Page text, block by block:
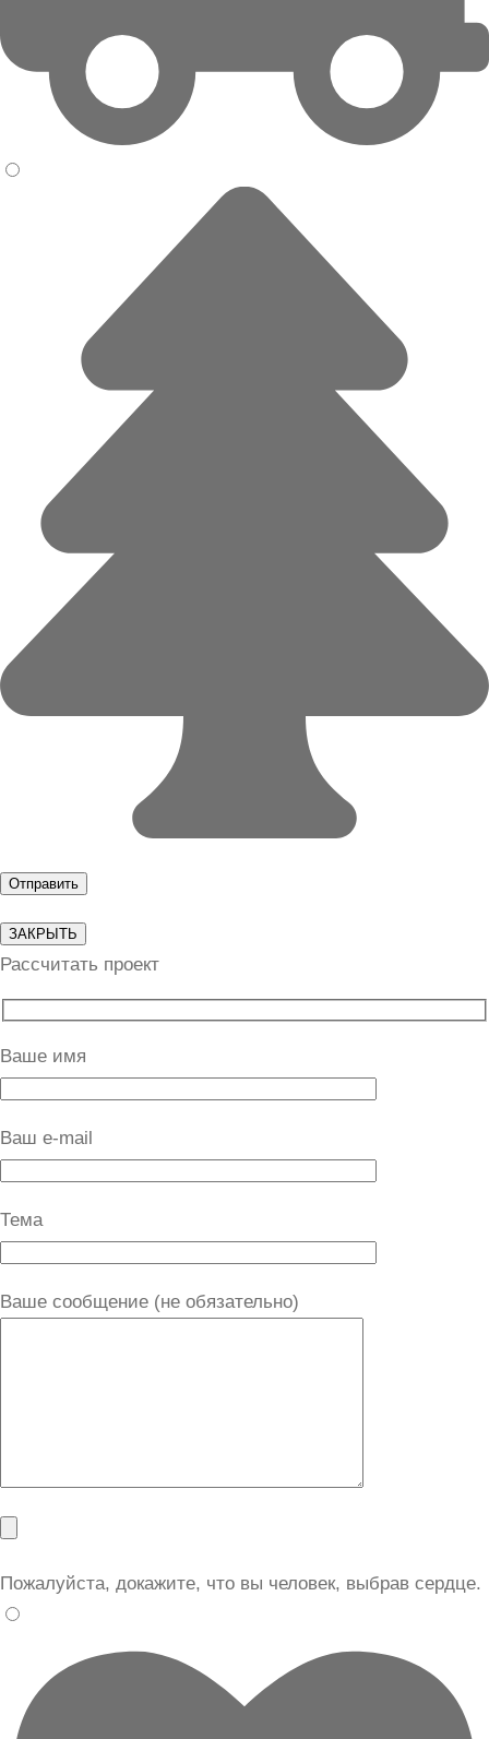
ЗАКРЫТЬ
Рассчитать проект
Ваше имя
Ваш e-mail
Тема
Ваше сообщение (не обязательно)
Пожалуйста, докажите, что вы человек, выбрав сердце.